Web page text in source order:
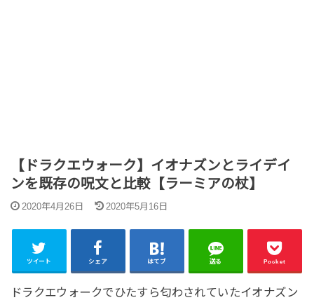
【ドラクエウォーク】イオナズンとライデイ
ンを既存の呪文と比較【ラーミアの杖】
2020年4月26日 2020年5月16日
ツイート シェア はてブ 送る Pocket
ドラクエウォークでひたすら匂わされていたイオナズン